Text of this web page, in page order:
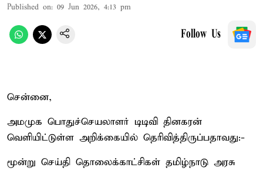
Published on: 09 Jun 2026, 4:13 pm
Follow Us
சென்னை,
அமமுக பொதுச்செயலாளர் டிடிவி தினகரன்
வெளியிட்டுள்ள அறிக்கையில் தெரிவித்திருப்பதாவது:-
மூன்று செய்தி தொலைக்காட்சிகள் தமிழ்நாடு அரசு